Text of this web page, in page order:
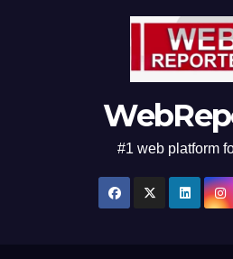
#1 web platform